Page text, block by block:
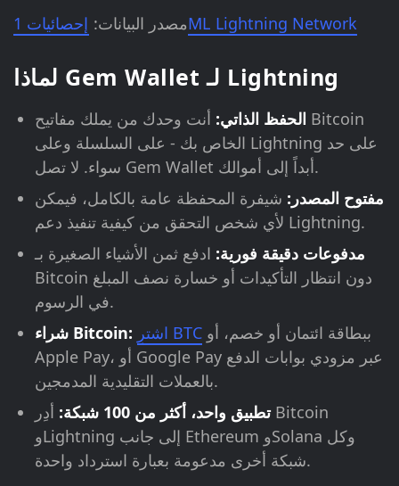
مصدر البيانات:إحصائيات 1ML Lightning Network
لماذا Gem Wallet لـ Lightning
الحفظ الذاتي: أنت وحدك من يملك مفاتيح Bitcoin
الخاص بك - على السلسلة وعلى Lightning على حد
سواء. لا تصل Gem Wallet أبداً إلى أموالك.
مفتوح المصدر: شيفرة المحفظة عامة بالكامل، فيمكن
لأي شخص التحقق من كيفية تنفيذ دعم Lightning.
مدفوعات دقيقة فورية: ادفع ثمن الأشياء الصغيرة بـ
Bitcoin دون انتظار التأكيدات أو خسارة نصف المبلغ
في الرسوم.
شراء Bitcoin:
اشترِ BTC
Apple Pay، أو Google Pay عبر مزودي بوابات الدفع
بالعملات التقليدية المدمجين.
تطبيق واحد، أكثر من 100 شبكة:
أدِر Bitcoin
وLightning إلى جانب Ethereum وSolana وكل
شبكة أخرى مدعومة بعبارة استرداد واحدة.